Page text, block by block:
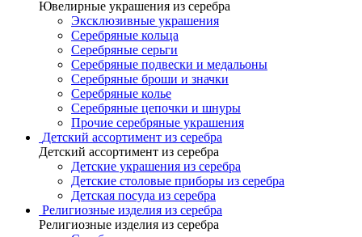
Ювелирные украшения из серебра
Эксклюзивные украшения
Серебряные кольца
Серебряные серьги
Серебряные подвески и медальоны
Серебряные броши и значки
Серебряные колье
Серебряные цепочки и шнуры
Прочие серебряные украшения
Детский ассортимент из серебра
Детский ассортимент из серебра
Детские украшения из серебра
Детские столовые приборы из серебра
Детская посуда из серебра
Религиозные изделия из серебра
Религиозные изделия из серебра